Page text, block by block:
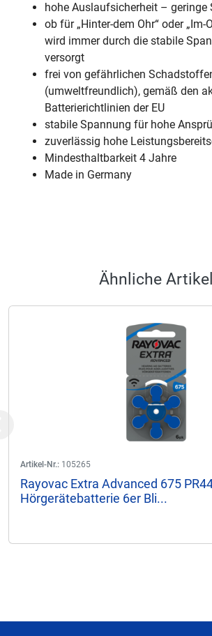
hohe Auslaufsicherheit – geringe
ob für „Hinter-dem Ohr“ oder „Im-
wird immer durch die stabile
versorgt
frei von gefährlichen
(umweltfreundlich), gemäß den
Batterierichtlinien der EU
stabile Spannung für hohe
zuverlässig hohe
Mindesthaltbarkeit 4 Jahre
Made in Germany
Ähnliche Artikel
Artikel-Nr.: 105265
Rayovac Extra Advanced 675
Hörgerätebatterie 6er Bli...